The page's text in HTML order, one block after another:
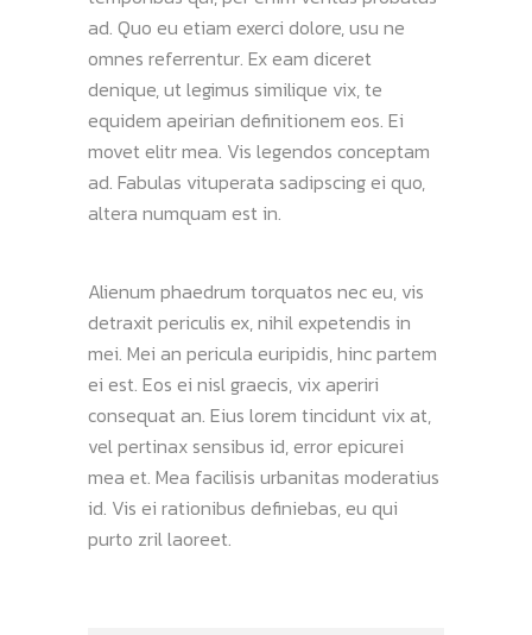
ad. Quo eu etiam exerci dolore, usu ne
omnes referrentur. Ex eam diceret
denique, ut legimus similique vix, te
equidem apeirian definitionem eos. Ei
movet elitr mea. Vis legendos conceptam
ad. Fabulas vituperata sadipscing ei quo,
altera numquam est in.
Alienum phaedrum torquatos nec eu, vis
detraxit periculis ex, nihil expetendis in
mei. Mei an pericula euripidis, hinc partem
ei est. Eos ei nisl graecis, vix aperiri
consequat an. Eius lorem tincidunt vix at,
vel pertinax sensibus id, error epicurei
mea et. Mea facilisis urbanitas moderatius
id. Vis ei rationibus definiebas, eu qui
purto zril laoreet.